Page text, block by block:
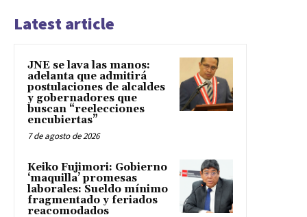
Latest article
JNE se lava las manos:
adelanta que admitirá
postulaciones de alcaldes
y gobernadores que
buscan “reelecciones
encubiertas”
7 de agosto de 2026
Keiko Fujimori: Gobierno
‘maquilla’ promesas
laborales: Sueldo mínimo
fragmentado y feriados
reacomodados